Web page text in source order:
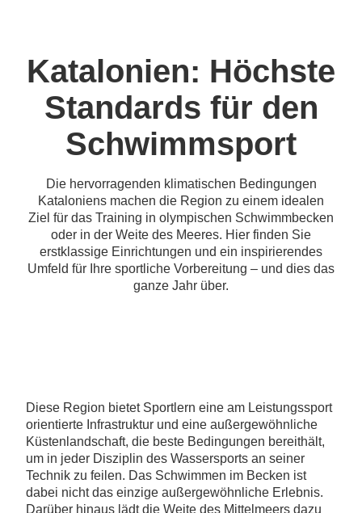
Katalonien: Höchste
Standards für den
Schwimmsport
Die hervorragenden klimatischen Bedingungen
Kataloniens machen die Region zu einem idealen
Ziel für das Training in olympischen Schwimmbecken
oder in der Weite des Meeres. Hier finden Sie
erstklassige Einrichtungen und ein inspirierendes
Umfeld für Ihre sportliche Vorbereitung – und dies das
ganze Jahr über.
Diese Region bietet Sportlern eine am Leistungssport
orientierte Infrastruktur und eine außergewöhnliche
Küstenlandschaft, die beste Bedingungen bereithält,
um in jeder Disziplin des Wassersports an seiner
Technik zu feilen. Das Schwimmen im Becken ist
dabei nicht das einzige außergewöhnliche Erlebnis.
Darüber hinaus lädt die Weite des Mittelmeers dazu